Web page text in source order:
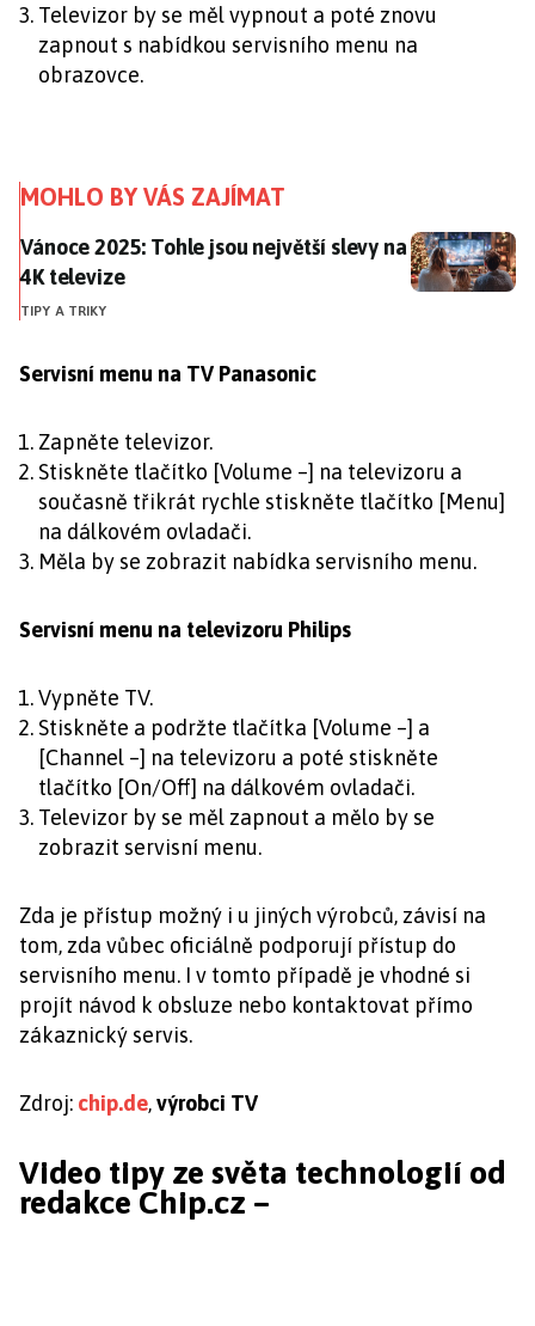
Televizor by se měl vypnout a poté znovu
zapnout s nabídkou servisního menu na
obrazovce.
MOHLO BY VÁS ZAJÍMAT
Vánoce 2025: Tohle jsou největší slevy na 4K televize
Vánoce 2025: Tohle jsou největší slevy na
4K televize
TIPY A TRIKY
Servisní menu na TV Panasonic
Zapněte televizor.
Stiskněte tlačítko [Volume –] na televizoru a
současně třikrát rychle stiskněte tlačítko [Menu]
na dálkovém ovladači.
Měla by se zobrazit nabídka servisního menu.
Servisní menu na televizoru Philips
Vypněte TV.
Stiskněte a podržte tlačítka [Volume –] a
[Channel –] na televizoru a poté stiskněte
tlačítko [On/Off] na dálkovém ovladači.
Televizor by se měl zapnout a mělo by se
zobrazit servisní menu.
Zda je přístup možný i u jiných výrobců, závisí na
tom, zda vůbec oficiálně podporují přístup do
servisního menu. I v tomto případě je vhodné si
projít návod k obsluze nebo kontaktovat přímo
zákaznický servis.
Zdroj: chip.de,výrobci TV
Video tipy ze světa technologií od
redakce Chip.cz –